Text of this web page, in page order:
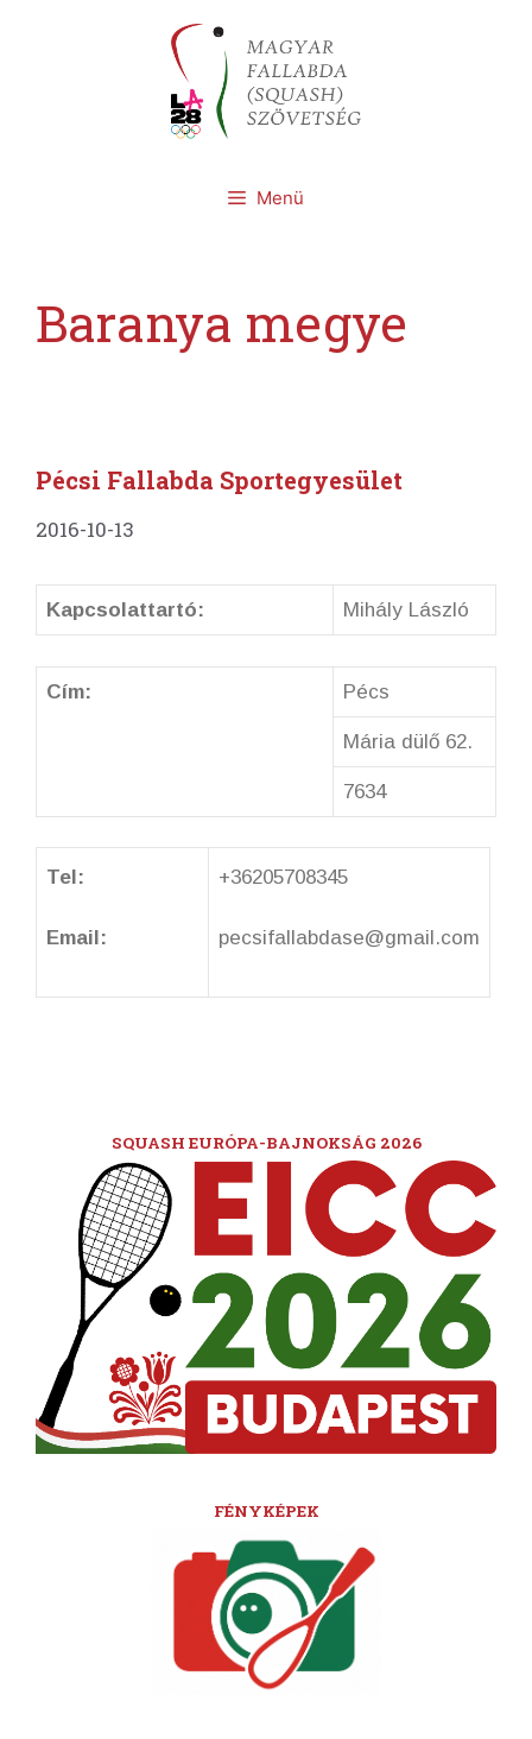
Menü
Baranya megye
Pécsi Fallabda Sportegyesület
2016-10-13
Kapcsolattartó: Mihály László
Cím: Pécs
Mária dülő 62.
7634
Tel:
Email:
+36205708345
pecsifallabdase@gmail.com
SQUASH EURÓPA-BAJNOKSÁG 2026
FÉNYKÉPEK